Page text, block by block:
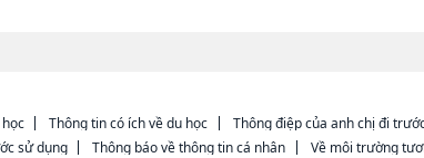
Thông tin có ích về du học Thông điệp của anh chị đi
sử dụng
Thông báo về thông tin cá nhân Về môi trường